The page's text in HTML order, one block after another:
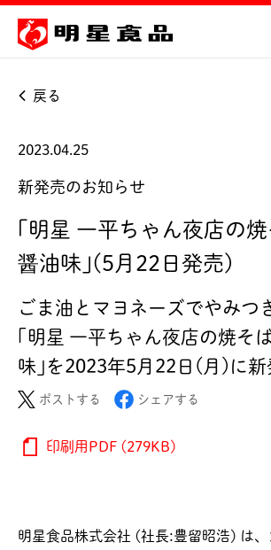
戻る
2023.04.25
新発売のお知らせ
｢明星 一平ちゃん夜店の
醤油味｣(5月22日発売)
ごま油とマヨネーズでやみつ
｢明星 一平ちゃん夜店の焼そ
味｣を2023年5月22日(月)に新
ポストする シェアする
印刷用PDF (279KB)
明星食品株式会社 (社長:豊留昭浩) は、